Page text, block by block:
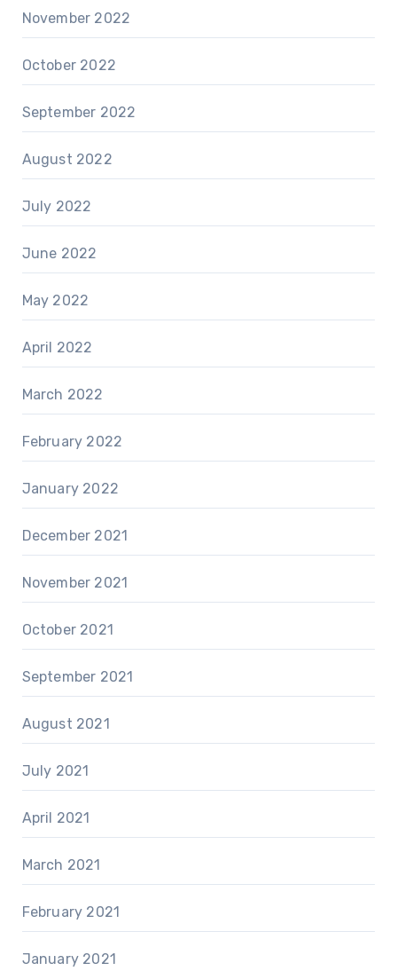
November 2022
October 2022
September 2022
August 2022
July 2022
June 2022
May 2022
April 2022
March 2022
February 2022
January 2022
December 2021
November 2021
October 2021
September 2021
August 2021
July 2021
April 2021
March 2021
February 2021
January 2021